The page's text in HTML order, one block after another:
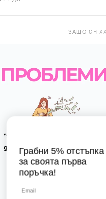
ЗАЩО
Грабни 5% отстъпка
за своята първа
поръчка!